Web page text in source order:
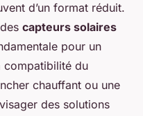
d’un format réduit.
capteurs solaires
pour un
compatibilité du
chauffant ou une
des solutions